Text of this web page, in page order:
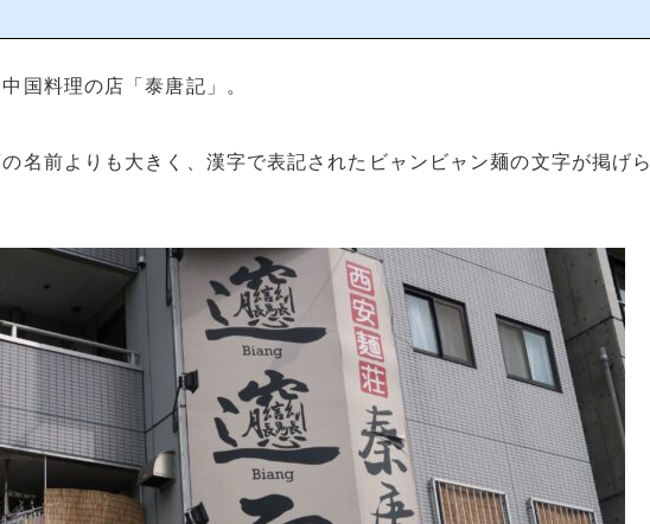
国料理の店「泰唐記」。
名前よりも大きく、漢字で表記されたビャンビャン麺の文字が掲げら